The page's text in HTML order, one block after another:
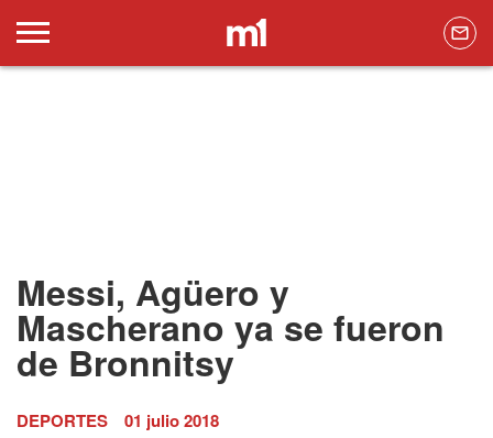
Messi, Agüero y
Mascherano ya se fueron
de Bronnitsy
DEPORTES 01 julio 2018